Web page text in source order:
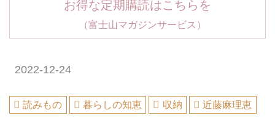
お得な定期購読はこちらを
（富士山マガジンサービス）
2022-12-24
読みもの 暮らしの知恵 収納 近藤麻理恵